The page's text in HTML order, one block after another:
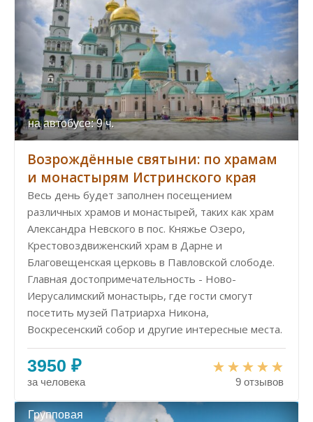
на автобусе: 9 ч.
Возрождённые святыни: по храмам
и монастырям Истринского края
Весь день будет заполнен посещением
различных храмов и монастырей, таких как храм
Александра Невского в пос. Княжье Озеро,
Крестовоздвиженский храм в Дарне и
Благовещенская церковь в Павловской слободе.
Главная достопримечательность - Ново-
Иерусалимский монастырь, где гости смогут
посетить музей Патриарха Никона,
Воскресенский собор и другие интересные места.
3950 ₽
за человека 9 отзывов
Групповая